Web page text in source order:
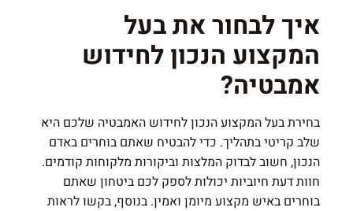
איך לבחור את בעל
המקצוע הנכון לחידוש
אמבטיה?
בחירת בעל המקצוע הנכון לחידוש האמבטיה שלכם היא
שלב קריטי בתהליך. כדי להבטיח שאתם בוחרים באדם
הנכון, חשוב לבדוק המלצות וביקורות מלקוחות קודמים.
חוות דעת חיוביות יכולות לספק לכם ביטחון שאתם
בוחרים באיש מקצוע מיומן ואמין. בנוסף, בקשו לראות